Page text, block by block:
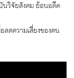
นวิจัยสังคม ย้อนอดีต
ลดความเสี่ยงของคน